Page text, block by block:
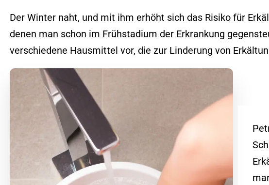
Der Winter naht, und mit ihm erhöht sich das Risiko für
denen man schon im Frühstadium der Erkrankung
verschiedene Hausmittel vor, die zur Linderung von